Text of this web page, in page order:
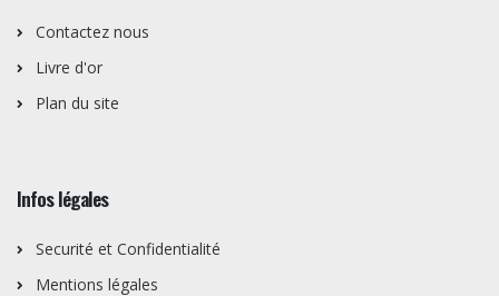
Contactez nous
Livre d'or
Plan du site
Infos légales
Securité et Confidentialité
Mentions légales